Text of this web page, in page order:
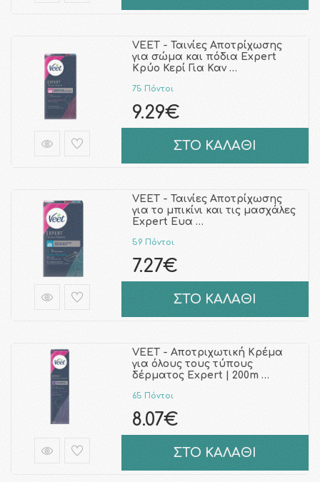
VEET - Ταινίες Αποτρίχωσης
για σώμα και πόδια Expert
Κρύο Κερί Για Καν …
75 Πόντοι
9.29€
ΣΤΟ ΚΑΛΑΘΙ
VEET - Ταινίες Αποτρίχωσης
για το μπικίνι και τις μασχάλες
Expert Ευα …
59 Πόντοι
7.27€
ΣΤΟ ΚΑΛΑΘΙ
VEET - Αποτριχωτική Κρέμα
για όλους τους τύπους
δέρματος Expert | 200m …
65 Πόντοι
8.07€
ΣΤΟ ΚΑΛΑΘΙ